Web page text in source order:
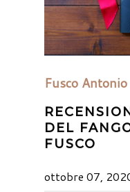
Fusco Antonio
DEL
FUSCO
ottobre 07,